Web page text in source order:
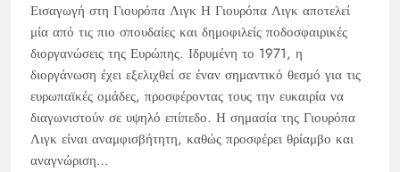
Εισαγωγή στη Γιουρόπα Λιγκ Η Γιουρόπα Λιγκ αποτελεί
μία από τις πιο σπουδαίες και δημοφιλείς ποδοσφαιρικές
διοργανώσεις της Ευρώπης. Ιδρυμένη το 1971, η
διοργάνωση έχει εξελιχθεί σε έναν σημαντικό θεσμό για τις
ευρωπαϊκές ομάδες, προσφέροντας τους την ευκαιρία να
διαγωνιστούν σε υψηλό επίπεδο. Η σημασία της Γιουρόπα
Λιγκ είναι αναμφισβήτητη, καθώς προσφέρει θρίαμβο και
αναγνώριση…